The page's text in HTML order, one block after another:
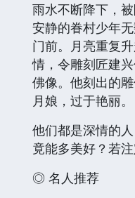
雨水不断降下，
安静的眷村少年
门前。月亮重复
情，令雕刻匠建
佛像。他刻出的
月娘，过于艳丽。
他们都是深情的
竟能多美好？若
◎ 名人推荐